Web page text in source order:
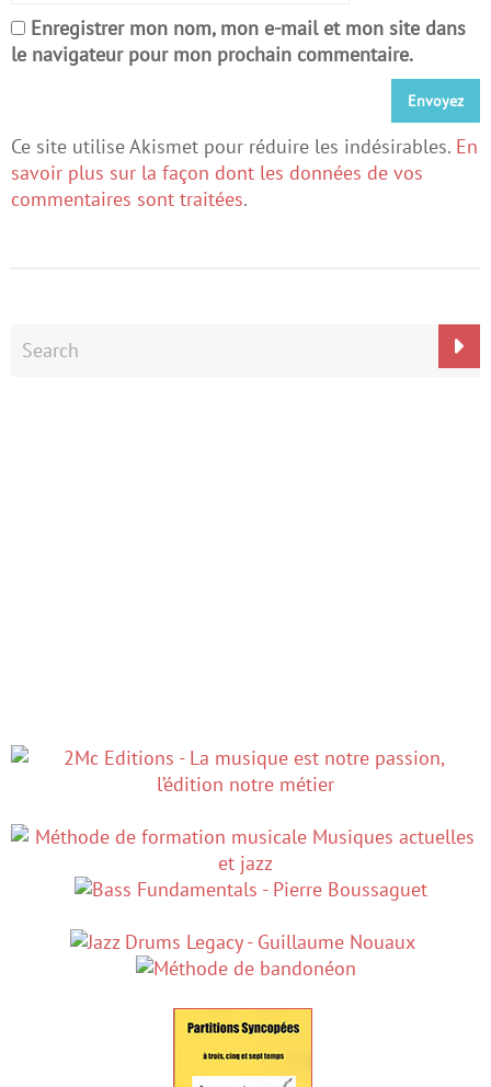
Enregistrer mon nom, mon e-mail et mon site dans
le navigateur pour mon prochain commentaire.
Ce site utilise Akismet pour réduire les indésirables. En
savoir plus sur la façon dont les données de vos
commentaires sont traitées.